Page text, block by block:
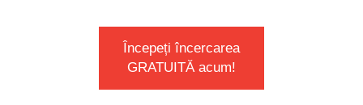
Începeți încercarea
GRATUITĂ acum!